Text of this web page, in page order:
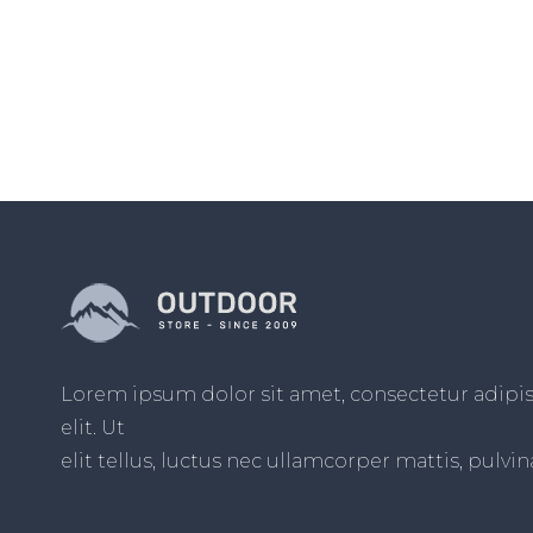
Lorem ipsum dolor sit amet, consectetur
elit. Ut
elit tellus, luctus nec ullamcorper mattis,